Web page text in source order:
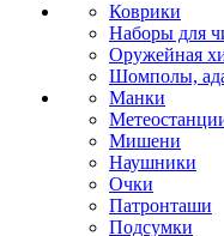
Коврики
Наборы для
Оружейная
Шомполы,
Манки
Мишени
Наушники
Очки
Патронташи
Подсумки